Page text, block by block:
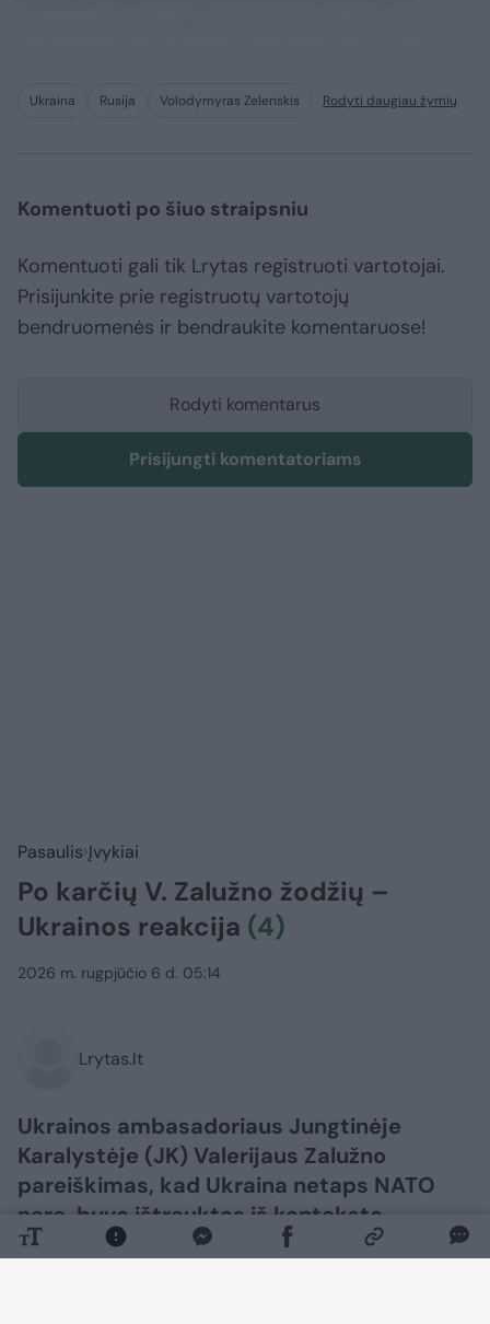
Ukraina Rusija Volodymyras Zelenskis Rodyti daugiau žymių
Komentuoti po šiuo straipsniu
Komentuoti gali tik Lrytas registruoti vartotojai.
Prisijunkite prie registruotų vartotojų
bendruomenės ir bendraukite komentaruose!
Rodyti komentarus
Prisijungti komentatoriams
Pasaulis Įvykiai
Po karčių V. Zalužno žodžių –
Ukrainos reakcija (4)
2026 m. rugpjūčio 6 d. 05:14
Lrytas.lt
Ukrainos ambasadoriaus Jungtinėje
Karalystėje (JK) Valerijaus Zalužno
pareiškimas, kad Ukraina netaps NATO
nare, buvo ištrauktas iš konteksto,
žurnalistams pareiškė Ukrainos užsienio